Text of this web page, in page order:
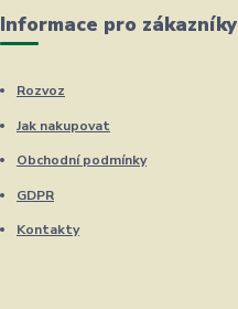
Informace pro zákazníky
Rozvoz
Jak nakupovat
Obchodní podmínky
GDPR
Kontakty